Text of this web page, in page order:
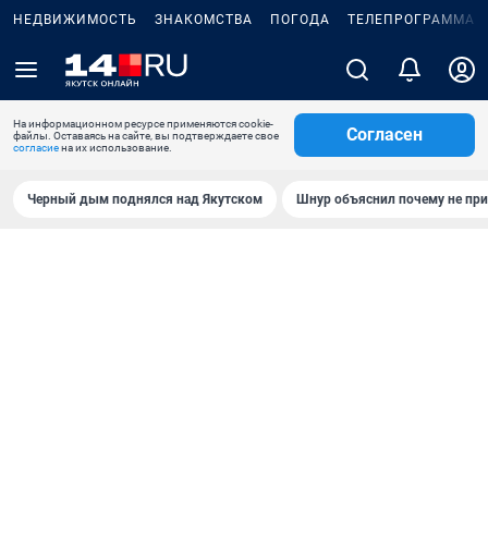
НЕДВИЖИМОСТЬ ЗНАКОМСТВА ПОГОДА ТЕЛЕПРОГРАММА
На информационном ресурсе применяются cookie-
файлы. Оставаясь на сайте, вы подтверждаете свое
согласиена их использование.
Согласен
Черный дым поднялся над Якутском Шнур объяснил почему не